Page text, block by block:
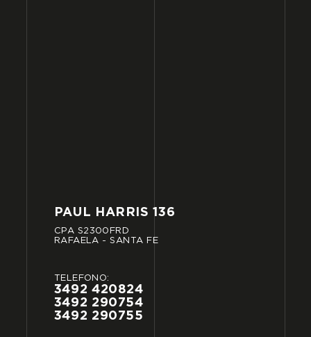
PAUL HARRIS 136
CPA S2300FRD
RAFAELA
- SANTA FE
TELÉFONO:
3492 420824
3492 290754
3492 290755